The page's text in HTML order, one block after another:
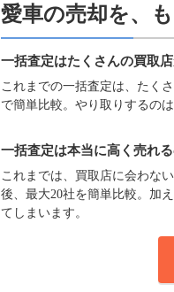
愛車の売却を、
一括査定はたくさんの買取
これまでの一括査定は、たく
で簡単比較。やり取りするの
一括査定は本当に高く売れる
これまでは、買取店に会わな
後、最大20社を簡単比較。加
てしまいます。